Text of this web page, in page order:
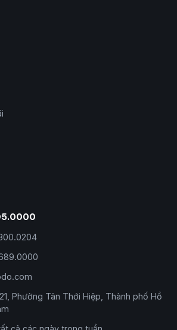
Phường Tân Thới Hiệp, Thành phố Hồ